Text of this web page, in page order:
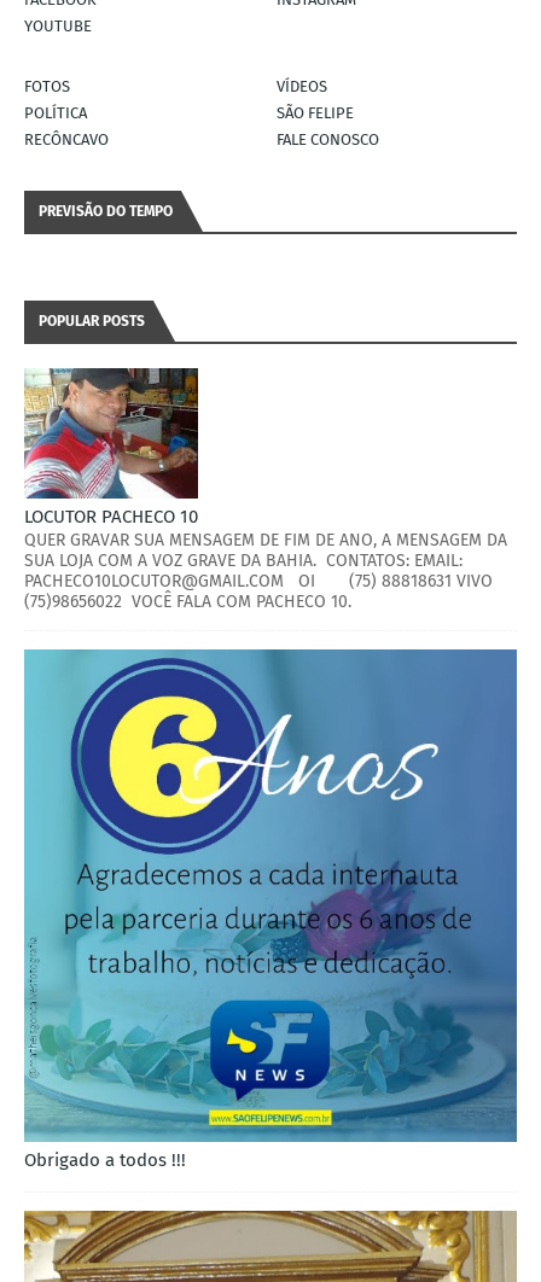
YOUTUBE
FOTOS
VÍDEOS
POLÍTICA
SÃO FELIPE
RECÔNCAVO
FALE CONOSCO
PREVISÃO DO TEMPO
POPULAR POSTS
LOCUTOR PACHECO 10
QUER GRAVAR SUA MENSAGEM DE FIM DE ANO, A MENSAGEM DA
SUA LOJA COM A VOZ GRAVE DA BAHIA. CONTATOS: EMAIL:
PACHECO10LOCUTOR@GMAIL.COM OI (75) 88818631 VIVO
(75)98656022 VOCÊ FALA COM PACHECO 10.
Obrigado a todos !!!